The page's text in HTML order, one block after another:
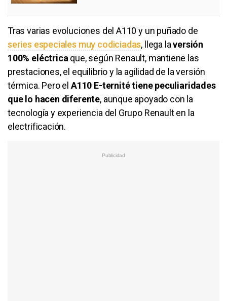
Tras varias evoluciones del A110 y un puñado de
series especiales muy codiciadas, llega laversión
100% eléctrica que, según Renault, mantiene las
prestaciones, el equilibrio y la agilidad de la versión
térmica. Pero el A110 E-ternité tiene peculiaridades
que lo hacen diferente, aunque apoyado con la
tecnología y experiencia del Grupo Renault en la
electrificación.